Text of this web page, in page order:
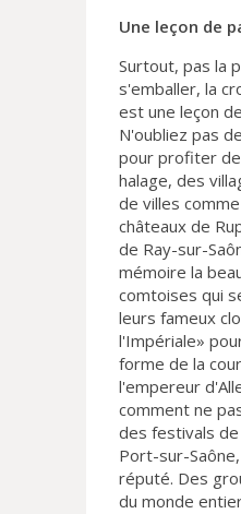
Une leçon de
Surtout, pas la
s'emballer, la
est une leçon
N'oubliez pas
pour profiter
halage, des
de villes
châteaux de
de Ray-sur-
mémoire la
comtoises qui
leurs fameux
l'Impériale»
forme de la
l'empereur
comment ne
des festivals de
Port-sur-
réputé. Des
du monde